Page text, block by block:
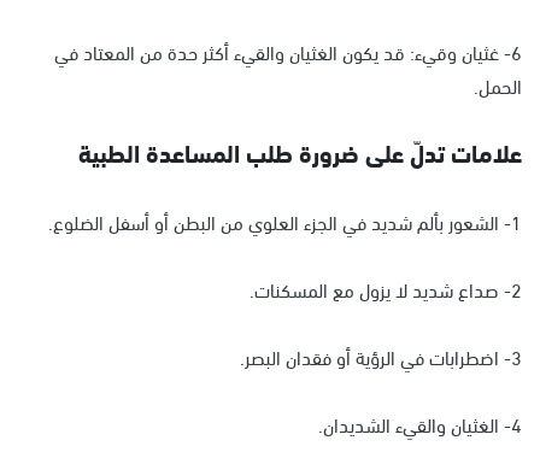
6- غثيان وقيء: قد يكون الغثيان والقيء أكثر حدة من المعتاد في
الحمل.
علامات تدلّ على ضرورة طلب المساعدة الطبية
1- الشعور بألم شديد في الجزء العلوي من البطن أو أسفل الضلوع.
2- صداع شديد لا يزول مع المسكنات.
3- اضطرابات في الرؤية أو فقدان البصر.
4- الغثيان والقيء الشديدان.